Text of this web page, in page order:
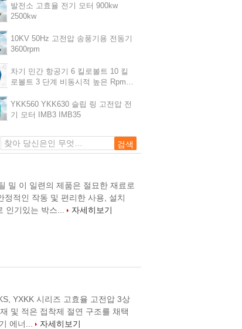
발전소 고효율 전기 모터 900kw
2500kw
10KV 50Hz 고전압 송풍기용 전동기
3600rpm
차기 민간 항공기 6 킬로볼트 10 킬
로볼트 3 단계 비동시적 높은 Rpm
YKK560 YKK630 슬립 링 고전압 전
기 모터 IMB3 IMB35
밀 이 일련의 제품은 절묘한 재료로
적인 작동 및 편리한 사용, 설치
인기있는 박스...
자세히보기
YXKK 시리즈 고효율 고전압 3상
및 적은 접착제 절연 구조를 채택
에너...
자세히보기